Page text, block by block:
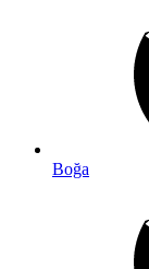
Boğa